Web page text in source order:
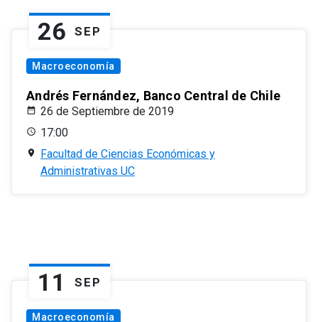
26 SEP
Macroeconomía
Andrés Fernández, Banco Central de Chile
26 de Septiembre de 2019
17:00
Facultad de Ciencias Económicas y
Administrativas UC
11 SEP
Macroeconomía